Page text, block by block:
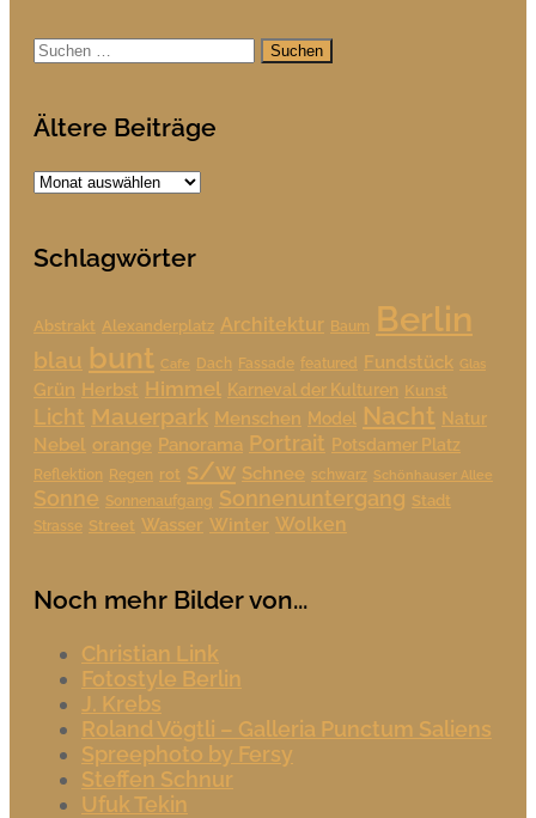
Suchen
nach:
Ältere Beiträge
Ältere
Schlagwörter
Abstrakt Alexanderplatz Architektur Baum Berlin
blau bunt Cafe Dach Fassade featured Fundstück Glas
Grün Herbst Himmel Karneval der Kulturen Kunst
Licht Mauerpark Menschen Model Nacht Natur
Nebel orange Panorama Portrait Potsdamer Platz
Reflektion Regen rot s/w Schnee schwarz Schönhauser Allee
Sonne Sonnenaufgang Sonnenuntergang Stadt
Strasse Street Wasser Winter Wolken
Noch mehr Bilder von...
Christian Link
Fotostyle Berlin
J. Krebs
Roland Vögtli – Galleria Punctum Saliens
Spreephoto by Fersy
Steffen Schnur
Ufuk Tekin